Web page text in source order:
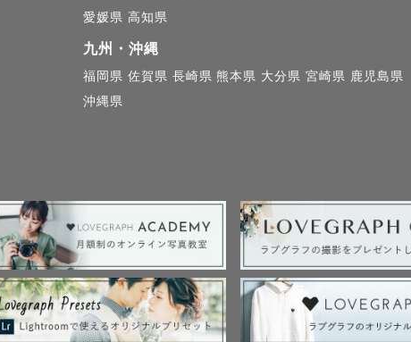
愛媛県 高知県
九州・沖縄
福岡県 佐賀県 長崎県 熊本県 大分県 宮崎県 鹿児島県
沖縄県